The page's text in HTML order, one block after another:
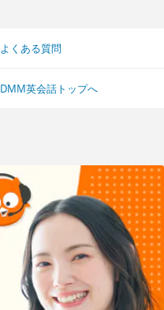
よくある質問
DMM英会話トップへ